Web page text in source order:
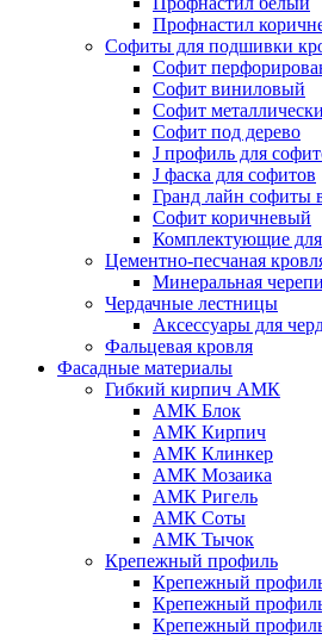
Профнастил
Софиты для подшивки
Cофит
Софит виниловый
Софит
Софит под дерево
J профиль для
J фаска для софитов
Гранд лайн софиты
Софит коричневый
Комплектующие
Цементно-песчаная
Минеральная
Чердачные лестницы
Аксессуары для
Фальцевая кровля
Фасадные материалы
Гибкий кирпич АМК
АМК Блок
АМК Кирпич
АМК Клинкер
АМК Мозаика
АМК Ригель
АМК Соты
АМК Тычок
Крепежный профиль
Крепежный
Крепежный
Крепежный